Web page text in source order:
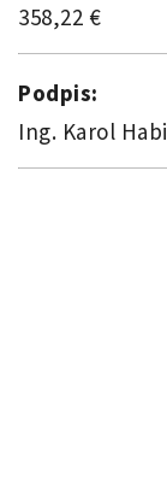
358,22 €
Podpis:
Ing. Karol